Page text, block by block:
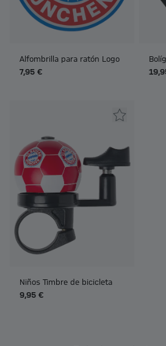
Alfombrilla para ratón Logo
7,95 €
Niños Timbre de bicicleta
9,95 €